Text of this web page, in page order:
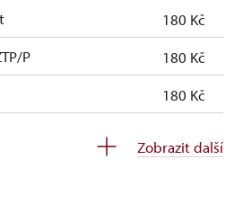
180 Kč
P
180 Kč
180 Kč
Zobrazit další